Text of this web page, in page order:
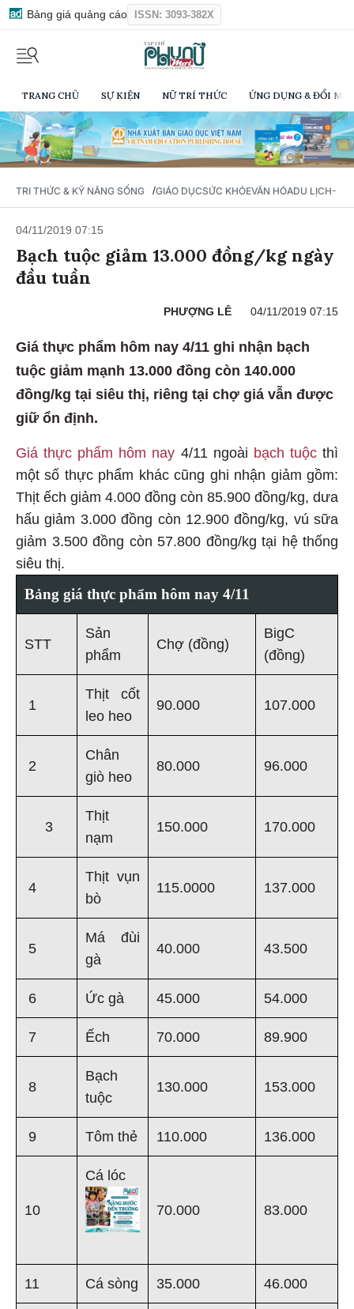
Bảng giá quảng cáo ISSN: 3093-382X
TRANG CHỦ SỰ KIỆN NỮ TRÍ THỨC ỨNG DỤNG & ĐỔI
TRI THỨC & KỸ NĂNG SỐNG /GIÁO DỤCSỨC KHỎEVĂN HÓADU LỊCH-
04/11/2019 07:15
Bạch tuộc giảm 13.000 đồng/kg ngày
đầu tuần
PHƯỢNG LÊ 04/11/2019 07:15
Giá thực phẩm hôm nay 4/11 ghi nhận bạch
tuộc giảm mạnh 13.000 đồng còn 140.000
đồng/kg tại siêu thị, riêng tại chợ giá vẫn được
giữ ổn định.
Giá thực phẩm hôm nay 4/11 ngoài bạch tuộcthì
một số thực phẩm khác cũng ghi nhận giảm gồm:
Thịt ếch giảm 4.000 đồng còn 85.900 đồng/kg, dưa
hấu giảm 3.000 đồng còn 12.900 đồng/kg, vú sữa
giảm 3.500 đồng còn 57.800 đồng/kg tại hệ thống
siêu thị.
Bảng giá thực phẩm hôm nay 4/11
STT
Sản
phẩm
Chợ (đồng)
BigC
(đồng)
1
Thịt cốt
leo heo
90.000 107.000
2
Chân
giò heo
80.000 96.000
3
Thịt
nạm
150.000 170.000
4
Thịt vụn
bò
115.0000 137.000
5
Má đùi
gà
40.000 43.500
6 Ức gà 45.000 54.000
7 Ếch 70.000 89.900
8
Bạch
tuộc
130.000 153.000
9 Tôm thẻ 110.000 136.000
10
Cá lóc
70.000 83.000
11 Cá sòng 35.000 46.000